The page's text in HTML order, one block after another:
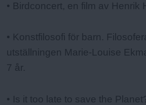
• Birdconcert, en film av Henrik
• Konstfilosofi för barn.
utställningen Marie-Louise
7 år.
• Is it too late to save the